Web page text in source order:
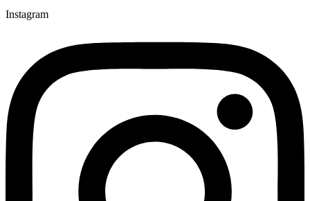
Instagram